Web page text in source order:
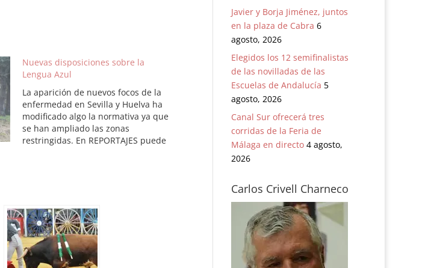
Nuevas disposiciones sobre la
Lengua Azul
La aparición de nuevos focos de la
enfermedad en Sevilla y Huelva ha
modificado algo la normativa ya que
se han ampliado las zonas
restringidas. En REPORTAJES puede
Javier y Borja Jiménez, juntos
en la plaza de Cabra 6
agosto, 2026
Elegidos los 12 semifinalistas
de las novilladas de las
Escuelas de Andalucía 5
agosto, 2026
Canal Sur ofrecerá tres
corridas de la Feria de
Málaga en directo 4 agosto,
2026
Carlos Crivell Charneco